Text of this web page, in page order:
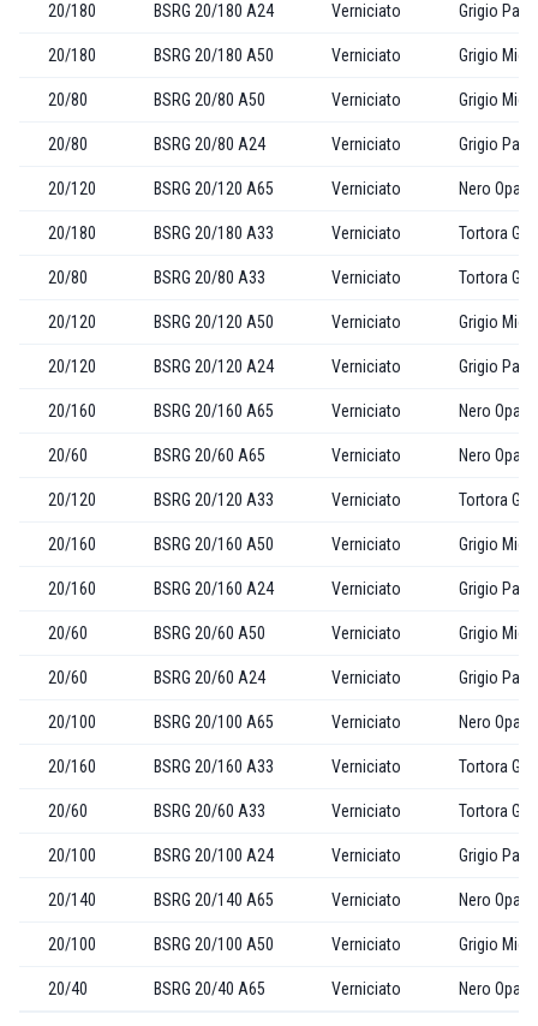
20/180 BSRG 20/180 A24 Verniciato Grigio
20/180 BSRG 20/180 A50 Verniciato Grigio
20/80 BSRG 20/80 A50 Verniciato Grigio
20/80 BSRG 20/80 A24 Verniciato Grigio
20/120 BSRG 20/120 A65 Verniciato Nero
20/180 BSRG 20/180 A33 Verniciato Tortora
20/80 BSRG 20/80 A33 Verniciato Tortora
20/120 BSRG 20/120 A50 Verniciato Grigio
20/120 BSRG 20/120 A24 Verniciato Grigio
20/160 BSRG 20/160 A65 Verniciato Nero
20/60 BSRG 20/60 A65 Verniciato Nero
20/120 BSRG 20/120 A33 Verniciato Tortora
20/160 BSRG 20/160 A50 Verniciato Grigio
20/160 BSRG 20/160 A24 Verniciato Grigio
20/60 BSRG 20/60 A50 Verniciato Grigio
20/60 BSRG 20/60 A24 Verniciato Grigio
20/100 BSRG 20/100 A65 Verniciato Nero
20/160 BSRG 20/160 A33 Verniciato Tortora
20/60 BSRG 20/60 A33 Verniciato Tortora
20/100 BSRG 20/100 A24 Verniciato Grigio
20/140 BSRG 20/140 A65 Verniciato Nero
20/100 BSRG 20/100 A50 Verniciato Grigio
20/40 BSRG 20/40 A65 Verniciato Nero